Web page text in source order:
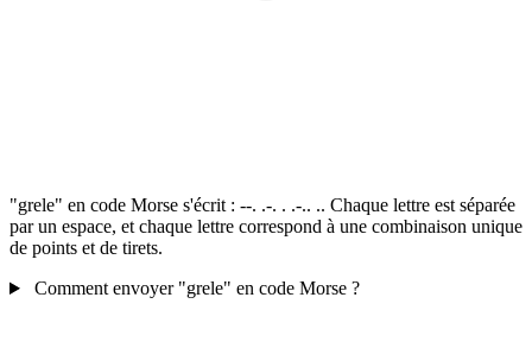
"grele" en code Morse s'écrit : --. .-. . .-.. .. Chaque lettre est séparée
par un espace, et chaque lettre correspond à une combinaison unique
de points et de tirets.
Comment envoyer "grele" en code Morse ?